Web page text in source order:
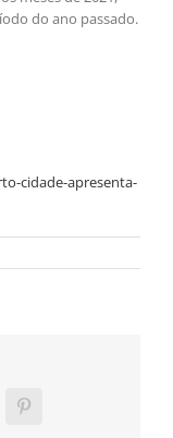
do ano passado.
cidade-apresenta-
Pinterest